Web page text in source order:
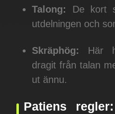
Talong:
De kort
utdelningen och
Skräphög:
Här
dragit från talan
ut ännu.
Patiens